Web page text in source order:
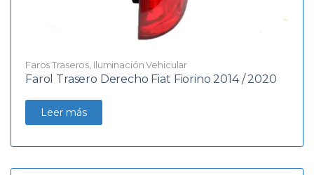
Faros Traseros Iluminación Vehicular
Farol Trasero Derecho Fiat Fiorino 2014 / 2020
Leer más